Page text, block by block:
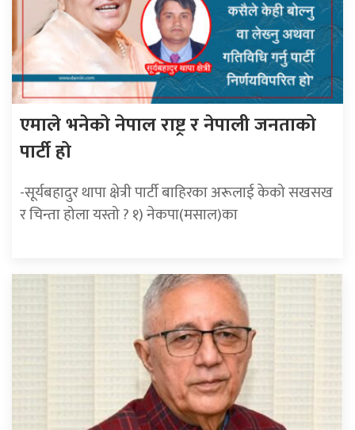
एमाले भनेको नेपाल राष्ट्र र नेपाली जनताको
पार्टी हो
-सूर्यबहादुर थापा क्षेत्री पार्टी बाहिरका अरूलाई केको सखसख
र चिन्ता होला यस्तो ? १) नेकपा(मसाल)का